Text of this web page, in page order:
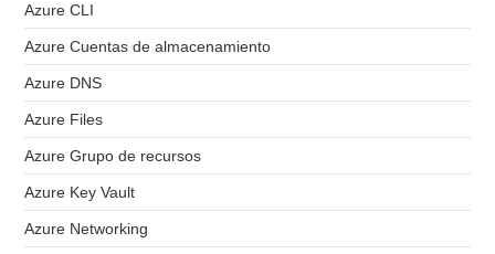
Azure CLI
Azure Cuentas de almacenamiento
Azure DNS
Azure Files
Azure Grupo de recursos
Azure Key Vault
Azure Networking